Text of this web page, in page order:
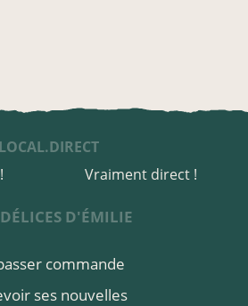
LOCAL.DIRECT
Vraiment direct !
D'ÉMILIE
commande
ses nouvelles